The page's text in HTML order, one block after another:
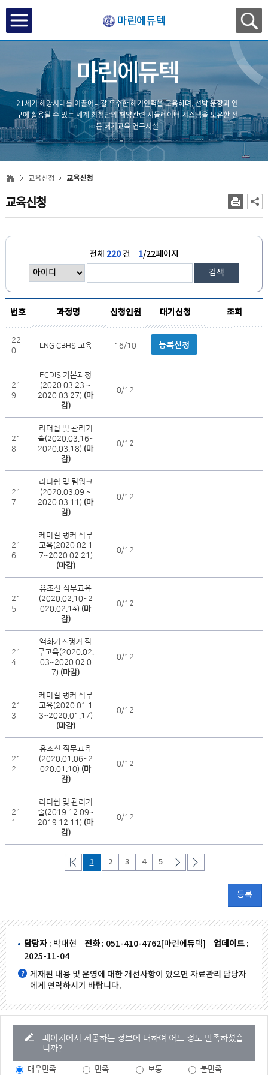
마린에듀텍
마린에듀텍
21세기 해양시대를 이끌어나갈 우수한 해기인력을 교육하며,선박 운항과 연
구에 활용될 수 있는 세계 최첨단의 해양관련시뮬레이터 시스템을 보유한 전
문 해기교육 연구시설
교육신청 교육신청
교육신청
전체 220건 1/22페이지
검색
번호 과정명 신청인원 대기신청 조회
22
0
LNG CBHS 교육 16/10 등록신청
21
9
ECDIS 기본과정
(2020.03.23 ~
2020.03.27) (마
감)
0/12
21
8
리더쉽 및 관리기
술(2020.03.16~
2020.03.18) (마
감)
0/12
21
7
리더쉽 및 팀워크
(2020.03.09 ~
2020.03.11) (마
감)
0/12
21
6
케미컬 탱커 직무
교육(2020.02.1
7~2020.02.21)
(마감)
0/12
21
5
유조선 직무교육
(2020.02.10~2
020.02.14) (마
감)
0/12
21
4
액화가스탱커 직
무교육(2020.02.
03~2020.02.0
7) (마감)
0/12
21
3
케미컬 탱커 직무
교육(2020.01.1
3~2020.01.17)
(마감)
0/12
21
2
유조선 직무교육
(2020.01.06~2
020.01.10) (마
감)
0/12
21
1
리더쉽 및 관리기
술(2019.12.09~
2019.12.11) (마
감)
0/12
1 2 3 4 5
등록
담당자 : 박대현 전화 : 051-410-4762[마린에듀텍] 업데이트 :
2025-11-04
게재된 내용 및 운영에 대한 개선사항이 있으면 자료관리 담당자
에게 연락하시기 바랍니다.
페이지에서 제공하는 정보에 대하여 어느 정도 만족하셨습
니까?
매우만족 만족 보통 불만족